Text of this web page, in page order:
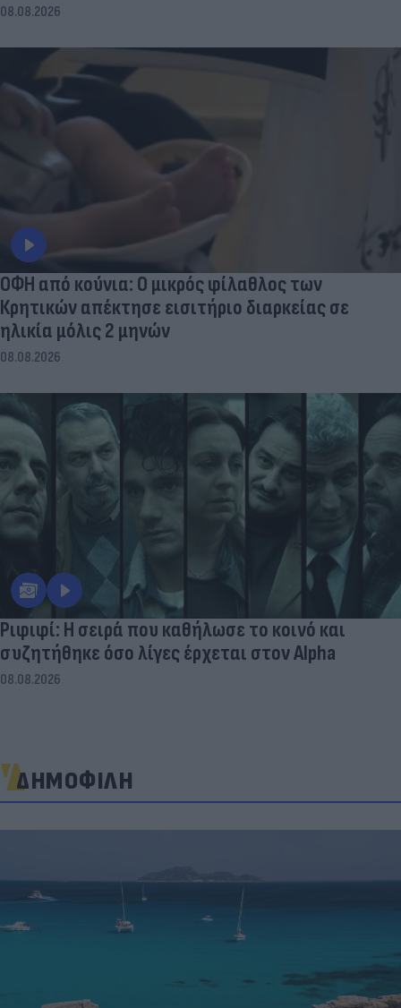
08.08.2026
ΟΦΗ από κούνια: Ο μικρός φίλαθλος των
Κρητικών απέκτησε εισιτήριο διαρκείας σε
ηλικία μόλις 2 μηνών
08.08.2026
Ριφιφί: Η σειρά που καθήλωσε το κοινό και
συζητήθηκε όσο λίγες έρχεται στον Alpha
08.08.2026
ΔΗΜΟΦΙΛΗ